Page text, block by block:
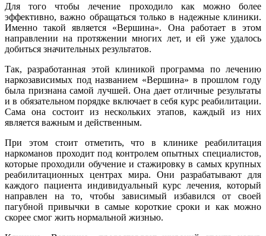
Для того чтобы лечение проходило как можно более
эффективно, важно обращаться только в надежные клиники.
Именно такой является «Вершина». Она работает в этом
направлении на протяжении многих лет, и ей уже удалось
добиться значительных результатов.
Так, разработанная этой клиникой программа по лечению
наркозависимых под названием «Вершина» в прошлом году
была признана самой лучшей. Она дает отличные результаты
и в обязательном порядке включает в себя курс реабилитации.
Сама она состоит из нескольких этапов, каждый из них
является важным и действенным.
При этом стоит отметить, что в клинике реабилитация
наркоманов проходит под контролем опытных специалистов,
которые проходили обучение и стажировку в самых крупных
реабилитационных центрах мира. Они разрабатывают для
каждого пациента индивидуальный курс лечения, который
направлен на то, чтобы зависимый избавился от своей
пагубной привычки в самые короткие сроки и как можно
скорее смог жить нормальной жизнью.